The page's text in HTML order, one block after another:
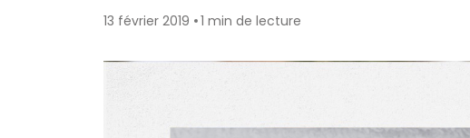
13 février 2019 1 min de lecture